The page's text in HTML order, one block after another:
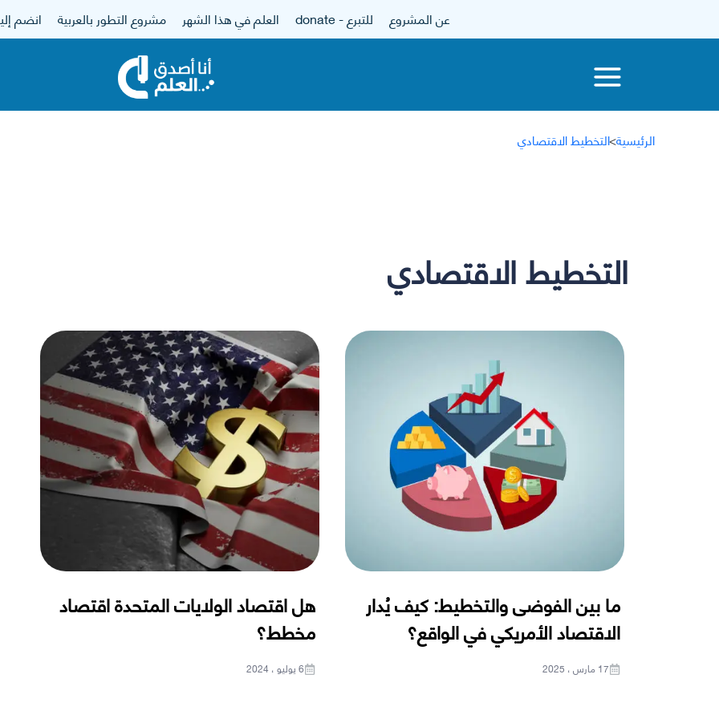
عن المشروع للتبرع - donate العلم في هذا الشهر مشروع التطور بالعربية انضم
الرئيسية>التخطيط الاقتصادي
التخطيط الاقتصادي
ما بين الفوضى والتخطيط: كيف يُدار
الاقتصاد الأمريكي في الواقع؟
17 مارس ، 2025
هل اقتصاد الولايات المتحدة اقتصاد
مخطط؟
6 يوليو ، 2024